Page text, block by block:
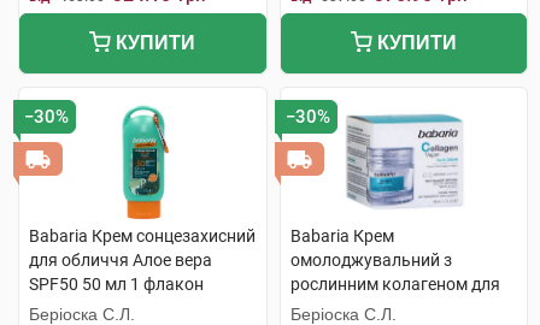
КУПИТИ КУПИТИ
−30%
Babaria Крем сонцезахисний
для обличчя Алое вера
SPF50 50 мл 1 флакон
Беріоска С.Л.
−30%
Babaria Крем
омолоджувальний з
рослинним колагеном для
обличчя 50 мл 1 банка
Беріоска С.Л.